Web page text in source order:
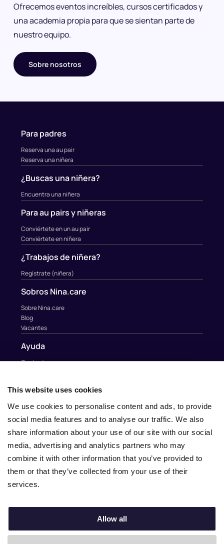
This website uses cookies
We use cookies to personalise content and ads, to provide
social media features and to analyse our traffic. We also
share information about your use of our site with our social
media, advertising and analytics partners who may
combine it with other information that you’ve provided to
them or that they’ve collected from your use of their
services.
Allow all
Ofrecemos eventos increíbles, cursos certificados y
una academia propia para que se sientan parte de
nuestro equipo.
Sobre nosotros
Para padres
Reserva una au pair
Reserva una niñera
¿Buscas una niñera?
Encuentra una niñera
Para au pairs y niñeras
Conviértete en un au pair
Conviértete en niñera
¿Trabajos de niñera?
Regístrate (niñera)
Sobros Nina.care
Sobre Nina.care
Blog
Vacantes
Ayuda
Contacto
info@nina.care
General Terms and Conditions